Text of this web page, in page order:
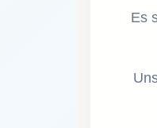
Es